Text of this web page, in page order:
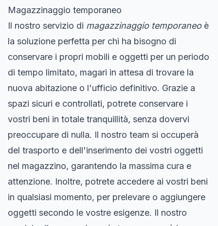
Magazzinaggio temporaneo
Il nostro servizio di magazzinaggio temporaneoè
la soluzione perfetta per chi ha bisogno di
conservare i propri mobili e oggetti per un periodo
di tempo limitato, magari in attesa di trovare la
nuova abitazione o l'ufficio definitivo. Grazie a
spazi sicuri e controllati, potrete conservare i
vostri beni in totale tranquillità, senza dovervi
preoccupare di nulla. Il nostro team si occuperà
del trasporto e dell'inserimento dei vostri oggetti
nel magazzino, garantendo la massima cura e
attenzione. Inoltre, potrete accedere ai vostri beni
in qualsiasi momento, per prelevare o aggiungere
oggetti secondo le vostre esigenze. Il nostro